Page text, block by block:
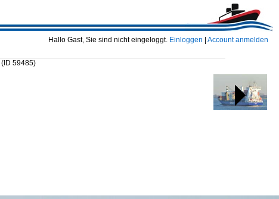
Hallo Gast, Sie sind nicht eingeloggt. Einloggen Account anmelden
(ID 59485)